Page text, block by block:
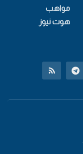
مواهب
هوت نيوز